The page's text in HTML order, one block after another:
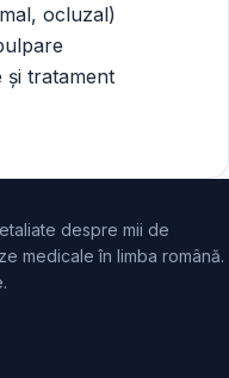
ocluzal)
și tratament
despre mii de
medicale în limba română.